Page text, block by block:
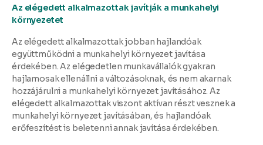
Az elégedett alkalmazottak javítják a munkahelyi
környezetet
Az elégedett alkalmazottak jobban hajlandóak
együttműködni a munkahelyi környezet javítása
érdekében. Az elégedetlen munkavállalók gyakran
hajlamosak ellenállni a változásoknak, és nem akarnak
hozzájárulni a munkahelyi környezet javításához. Az
elégedett alkalmazottak viszont aktívan részt vesznek a
munkahelyi környezet javításában, és hajlandóak
erőfeszítést is beletenni annak javítása érdekében.